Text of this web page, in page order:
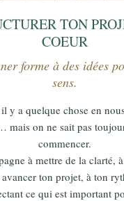
TON
COEUR
forme à des idées
sens.
y a quelque chose en
mais on ne sait pas
commencer.
à mettre de la clarté,
ton projet, à ton
ce qui est important